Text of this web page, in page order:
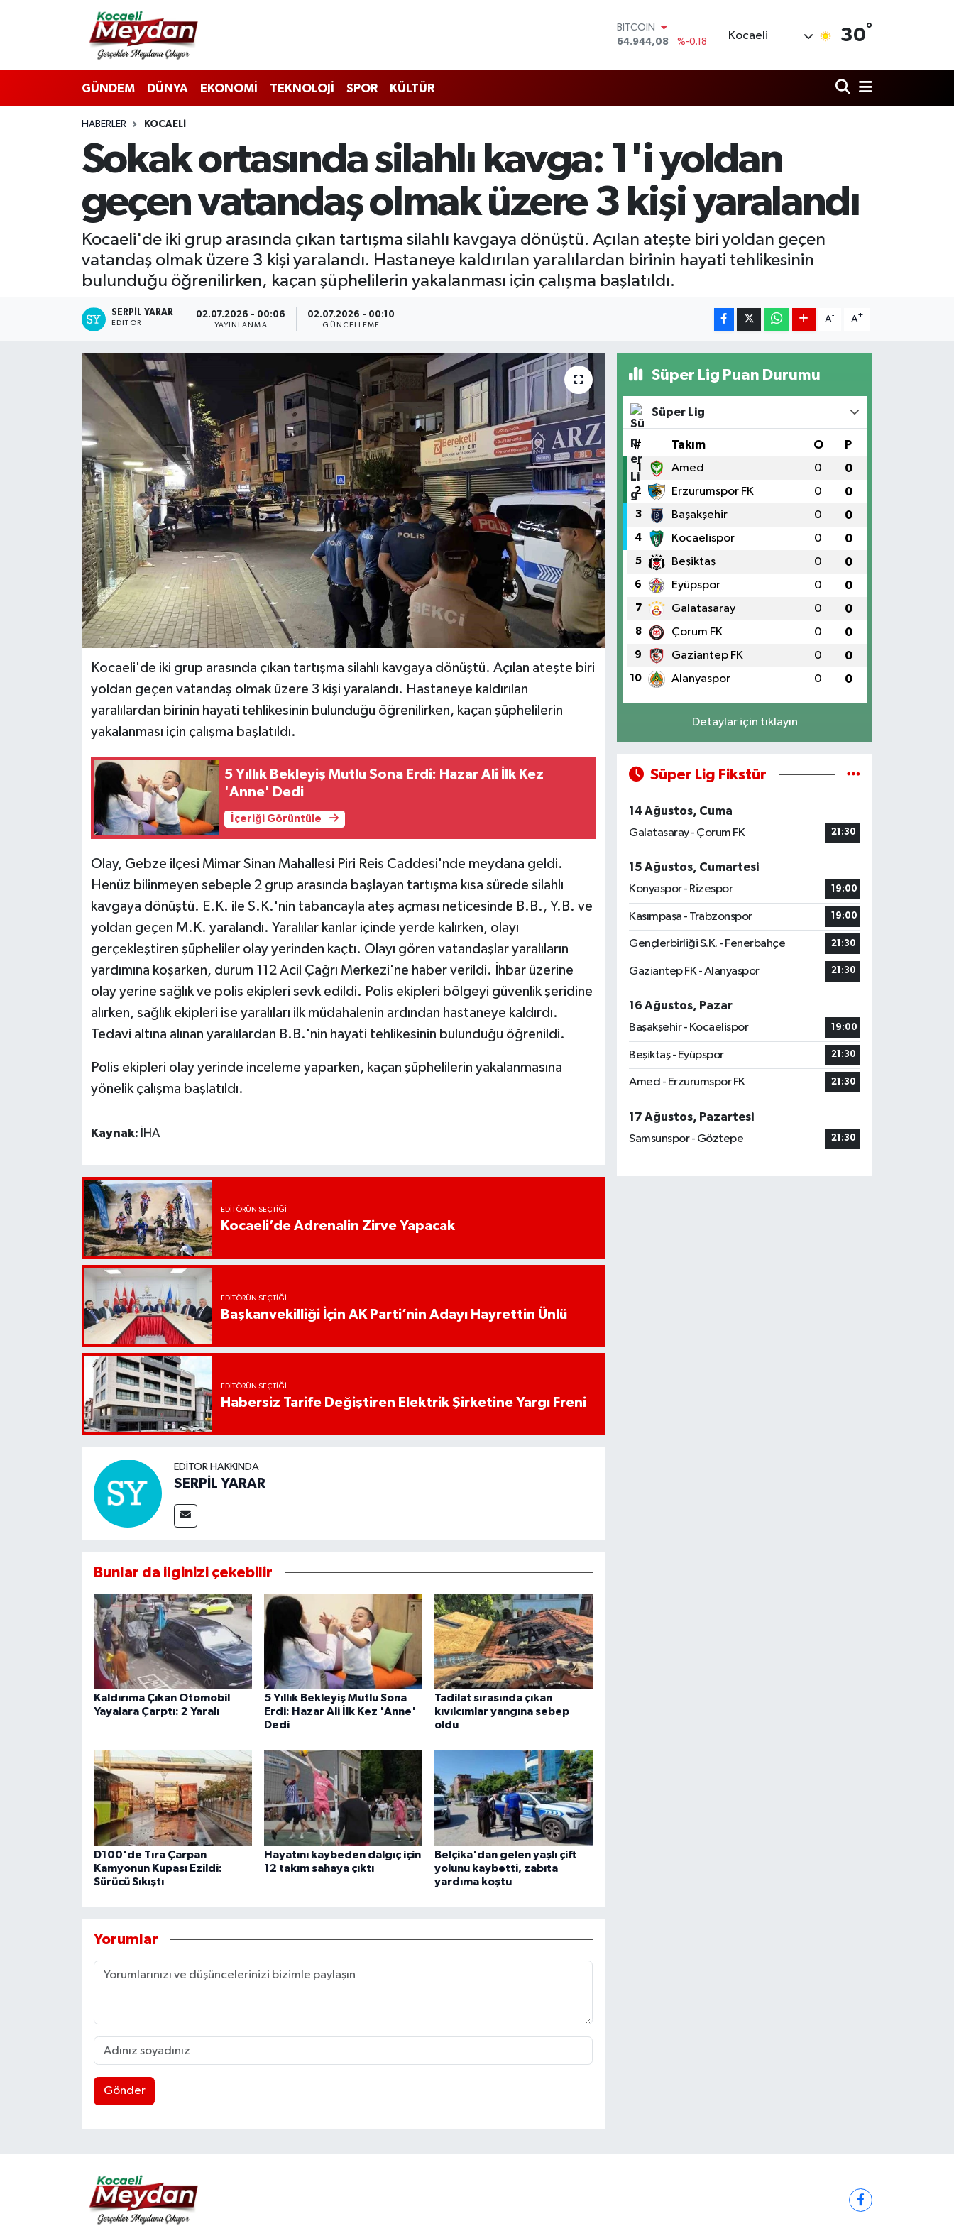
DOLAR
47,7436
%0.18
64,4811
%0.38
BİST100
%-14
Kocaeli 30°
GÜNDEM DÜNYA EKONOMİ TEKNOLOJİ SPOR KÜLTÜR
HABERLER KOCAELI
Sokak ortasında silahlı kavga: 1'i yoldan
geçen vatandaş olmak üzere 3 kişi yaralandı
Kocaeli'de iki grup arasında çıkan tartışma silahlı kavgaya dönüştü. Açılan ateşte biri yoldan geçen
vatandaş olmak üzere 3 kişi yaralandı. Hastaneye kaldırılan yaralılardan birinin hayati tehlikesinin
bulunduğu öğrenilirken, kaçan şüphelilerin yakalanması için çalışma başlatıldı.
SERPİL YARAR
EDITÖR
02.07.2026 - 00:06
YAYINLANMA
02.07.2026 - 00:10
GÜNCELLEME
A- A+
Kocaeli'de iki grup arasında çıkan tartışma silahlı kavgaya dönüştü. Açılan ateşte biri
yoldan geçen vatandaş olmak üzere 3 kişi yaralandı. Hastaneye kaldırılan
yaralılardan birinin hayati tehlikesinin bulunduğu öğrenilirken, kaçan şüphelilerin
yakalanması için çalışma başlatıldı.
5 Yıllık Bekleyiş Mutlu Sona Erdi: Hazar Ali İlk Kez
'Anne' Dedi
İçeriği Görüntüle
Olay, Gebze ilçesi Mimar Sinan Mahallesi Piri Reis Caddesi'nde meydana geldi.
Henüz bilinmeyen sebeple 2 grup arasında başlayan tartışma kısa sürede silahlı
kavgaya dönüştü. E.K. ile S.K.'nin tabancayla ateş açması neticesinde B.B., Y.B. ve
yoldan geçen M.K. yaralandı. Yaralılar kanlar içinde yerde kalırken, olayı
gerçekleştiren şüpheliler olay yerinden kaçtı. Olayı gören vatandaşlar yaralıların
yardımına koşarken, durum 112 Acil Çağrı Merkezi'ne haber verildi. İhbar üzerine
olay yerine sağlık ve polis ekipleri sevk edildi. Polis ekipleri bölgeyi güvenlik şeridine
alırken, sağlık ekipleri ise yaralıları ilk müdahalenin ardından hastaneye kaldırdı.
Tedavi altına alınan yaralılardan B.B.'nin hayati tehlikesinin bulunduğu öğrenildi.
Polis ekipleri olay yerinde inceleme yaparken, kaçan şüphelilerin yakalanmasına
yönelik çalışma başlatıldı.
Kaynak: İHA
EDITÖRÜN SEÇTIĞI
Kocaeli’de Adrenalin Zirve Yapacak
EDITÖRÜN SEÇTIĞI
Başkanvekilliği İçin AK Parti’nin Adayı Hayrettin Ünlü
EDITÖRÜN SEÇTIĞI
Habersiz Tarife Değiştiren Elektrik Şirketine Yargı Freni
EDITÖR HAKKINDA
SERPİL YARAR
Bunlar da ilginizi çekebilir
Kaldırıma Çıkan Otomobil
Yayalara Çarptı: 2 Yaralı
5 Yıllık Bekleyiş Mutlu Sona
Erdi: Hazar Ali İlk Kez 'Anne'
Dedi
Tadilat sırasında çıkan
kıvılcımlar yangına sebep
oldu
D100'de Tıra Çarpan
Kamyonun Kupası Ezildi:
Sürücü Sıkıştı
Hayatını kaybeden dalgıç için
12 takım sahaya çıktı
Belçika'dan gelen yaşlı çift
yolunu kaybetti, zabıta
yardıma koştu
Yorumlar
Gönder
Süper Lig Puan Durumu
Süper Lig
# Takım O P
1 Amed 0 0
2 Erzurumspor FK 0 0
3 Başakşehir 0 0
4 Kocaelispor 0 0
5 Beşiktaş 0 0
6 Eyüpspor 0 0
7 Galatasaray 0 0
8 Çorum FK 0 0
9 Gaziantep FK 0 0
10 Alanyaspor 0 0
Detaylar için tıklayın
Süper Lig Fikstür
14 Ağustos, Cuma
Galatasaray - Çorum FK
21:30
15 Ağustos, Cumartesi
Konyaspor - Rizespor
19:00
Kasımpaşa - Trabzonspor 19:00
Gençlerbirliği S.K. - Fenerbahçe 21:30
Gaziantep FK - Alanyaspor 21:30
16 Ağustos, Pazar
Başakşehir - Kocaelispor
19:00
Beşiktaş - Eyüpspor 21:30
Amed - Erzurumspor FK 21:30
17 Ağustos, Pazartesi
Samsunspor - Göztepe
21:30
Nöbetçi Eczaneler
Hava Durumu
Trafik Durumu
Süper Lig Puan Durumu ve Fikstür
Tüm Manşetler
Son Dakika Haberleri